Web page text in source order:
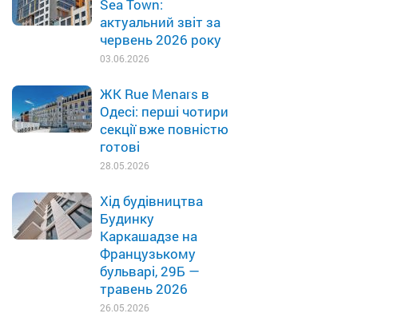
Sea Town:
актуальний звіт за
червень 2026 року
03.06.2026
ЖК Rue Menars в
Одесі: перші чотири
секції вже повністю
готові
28.05.2026
Хід будівництва
Будинку
Каркашадзе на
Французькому
бульварі, 29Б —
травень 2026
26.05.2026